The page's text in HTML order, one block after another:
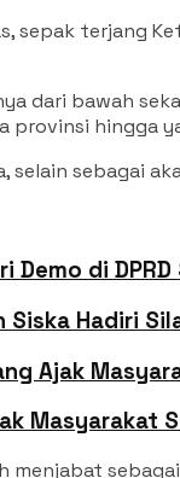
sepak terjang
dari bawah
provinsi hingga
selain sebagai
Demo di
Hadiri
Ajak
Masyarakat
menjabat